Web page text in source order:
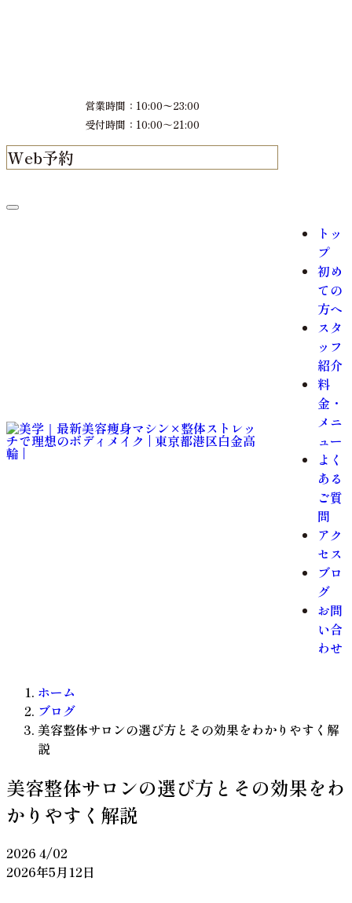
営業時間：10:00〜23:00
受付時間：10:00～21:00
Web予約
トッ
プ
初め
ての
方へ
スタ
ッフ
紹介
料
金・
メニ
ュー
よく
ある
ご質
問
アク
セス
ブロ
グ
お問
い合
わせ
ホーム
ブログ
美容整体サロンの選び方とその効果をわかりやすく解
説
美容整体サロンの選び方とその効果をわ
かりやすく解説
2026 4/02
2026年5月12日